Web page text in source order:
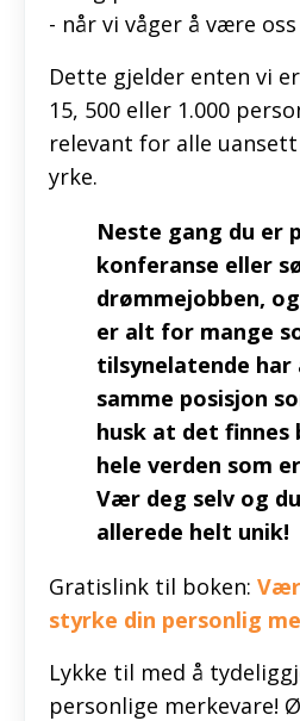
- når vi våger å være oss
Dette gjelder enten vi
15, 500 eller 1.000
relevant for alle
yrke.
Neste gang du er
konferanse eller
drømmejobben,
er alt for mange
tilsynelatende
samme posisjon
husk at det finnes
hele verden som
Vær deg selv og
allerede helt unik!
Gratislink til boken:
styrke din personlig
Lykke til med å
personlige merkevare!